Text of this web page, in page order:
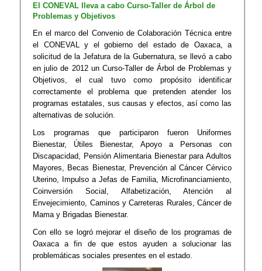
El CONEVAL lleva a cabo Curso-Taller de Árbol de
Problemas y Objetivos
En el marco del Convenio de Colaboración Técnica entre
el CONEVAL y el gobierno del estado de Oaxaca, a
solicitud de la Jefatura de la Gubernatura, se llevó a cabo
en julio de 2012 un Curso-Taller de Árbol de Problemas y
Objetivos, el cual tuvo como propósito identificar
correctamente el problema que pretenden atender los
programas estatales, sus causas y efectos, así como las
alternativas de solución.
Los programas que participaron fueron Uniformes
Bienestar, Útiles Bienestar, Apoyo a Personas con
Discapacidad, Pensión Alimentaria Bienestar para Adultos
Mayores, Becas Bienestar, Prevención al Cáncer Cérvico
Uterino, Impulso a Jefas de Familia, Microfinanciamiento,
Coinversión Social, Alfabetización, Atención al
Envejecimiento, Caminos y Carreteras Rurales, Cáncer de
Mama y Brigadas Bienestar.
Con ello se logró mejorar el diseño de los programas de
Oaxaca a fin de que estos ayuden a solucionar las
problemáticas sociales presentes en el estado.